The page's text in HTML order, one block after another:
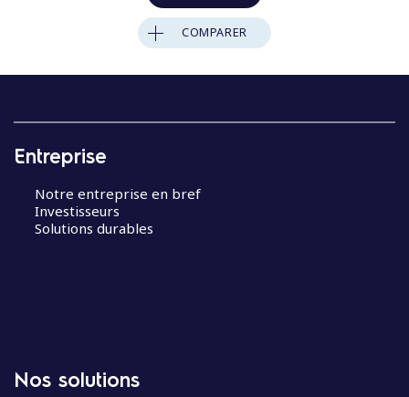
COMPARER
Entreprise
Notre entreprise en bref
Investisseurs
Solutions durables
Nos solutions